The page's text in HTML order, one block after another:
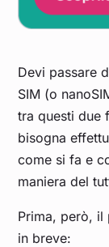
Devi passare
SIM (o
tra questi due
bisogna
come si fa e
maniera del
Prima, però,
in breve: